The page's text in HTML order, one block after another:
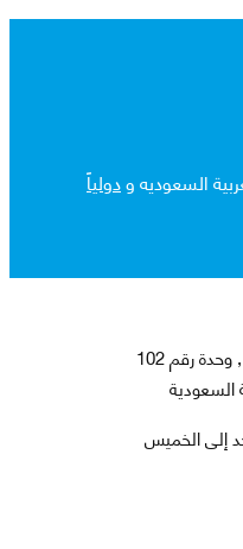
السعوديه ودولياً